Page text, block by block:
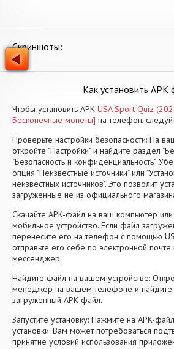
Скриншоты:
Как установить APK
Чтобы установить APK USA Sport Quiz
Бесконечные монеты] на телефон,
Проверьте настройки безопасности: На
откройте "Настройки" и найдите раздел
"Безопасность и конфиденциальность".
опция "Неизвестные источники" или
неизвестных источников". Это позволит
загруженные не из официального
Скачайте APK-файл на ваш компьютер
мобильное устройство. Если файл
перенесите его на телефон с помощью
отправьте его себе по электронной
мессенджер.
Найдите файл на вашем устройстве:
менеджер на вашем телефоне и найдите
загруженный APK-файл.
Запустите установку: Нажмите на APK-
установки. Вам может потребоваться
принятие условий использования